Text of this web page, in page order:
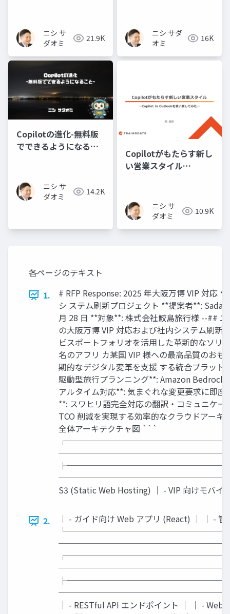
ニシ サ
ダオミ
21.9K
ニシ サダ
オミ
16K
Copilotの進化-無料版
でできるようになるこ
ニシ サ
ダオミ
14.2K
Copilotがもたらす新し
い営業スタイル
ニシ サ
ダオミ
10.9K
各ページのテキスト
1.
# RFP Response: 2025 年大阪万博 VIP 対応
シ ステム刷新プロジェクト **提案者**:
月 28 日 **対象**: 株式会社鮫島旅行様 --##
の大阪万博 VIP 対応および社内システム刷新
ビスポートフォリオを活用した革新的なソリ
名のアフリ カ某国 VIP 様への最高品質のお
期的なデジタル変革を支援 する統合プラッ
駆動型旅行プランニング**: Amazon Bedrock
アルタイム対応**: 気まぐれな変更要求に即
**: スワヒリ語完全対応の翻訳・コミュニケ
TCO 削減を実現する効率的なクラウドアー
全体アーキテクチャ図 ```
S3 (Static Web Hosting) │ - VIP 向けモバ
2.
│ - ガイド向け Web アプリ (React) │ │ -
│ - RESTful API エンドポイント │ │ -